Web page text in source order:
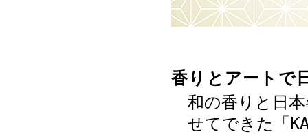
香りとアートで
和の香りと日
せてできた「